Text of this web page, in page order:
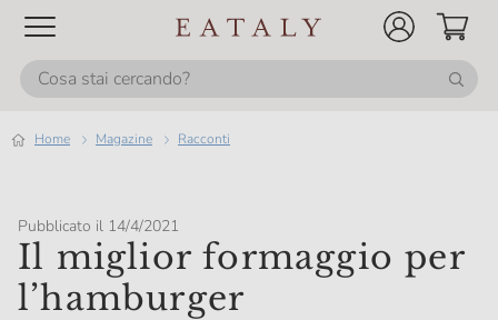
Home magazine Racconti
Pubblicato il 14/4/2021
Il miglior formaggio per
l’hamburger